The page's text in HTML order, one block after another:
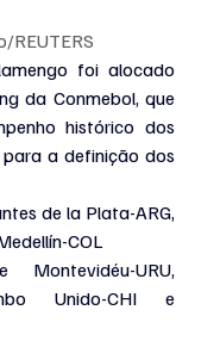
REUTERS
foi alocado
da Conmebol, que
histórico dos
a definição dos
de la Plata-ARG,
COL
URU,
Unido-CHI e